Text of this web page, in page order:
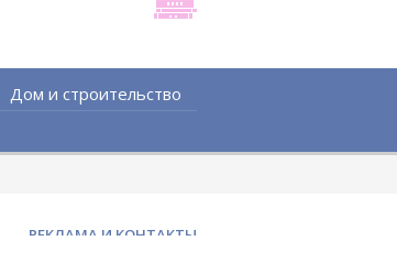
Дом и строительство
РЕКЛАМА И КОНТАКТЫ